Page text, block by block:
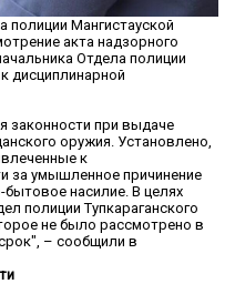
полиции Мангистауской
акта надзорного
Отдела полиции
дисциплинарной
законности при выдаче
оружия. Установлено,
к
за умышленное причинение
насилие. В целях
полиции Тупкараганского
не было рассмотрено в
– сообщили в